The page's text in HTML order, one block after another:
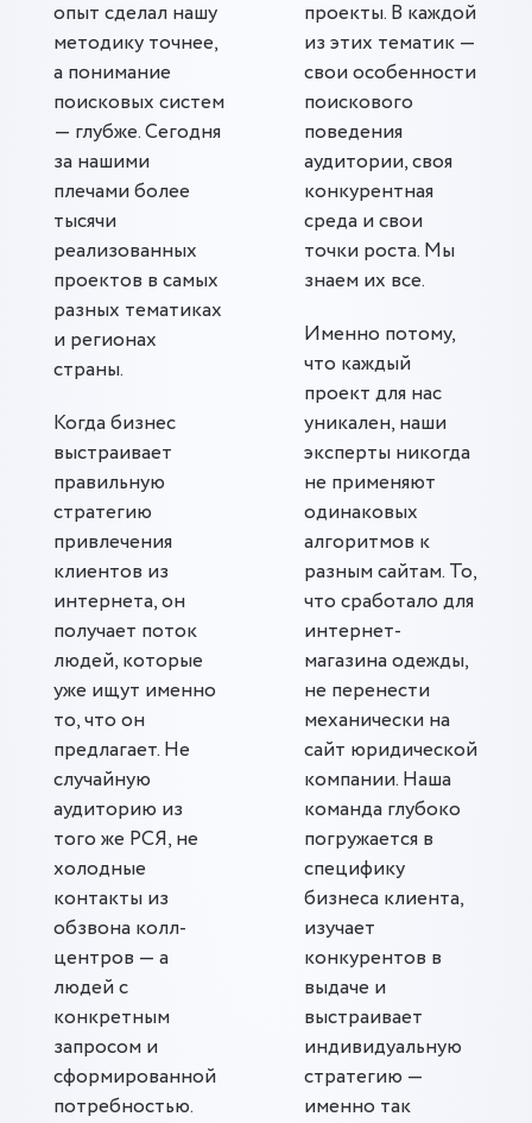
опыт сделал нашу
методику точнее,
а понимание
поисковых систем
— глубже. Сегодня
за нашими
плечами более
тысячи
реализованных
проектов в самых
разных тематиках
и регионах
страны.
Когда бизнес
выстраивает
правильную
стратегию
привлечения
клиентов из
интернета, он
получает поток
людей, которые
уже ищут именно
то, что он
предлагает. Не
случайную
аудиторию из
того же РСЯ, не
холодные
контакты из
обзвона колл-
центров — а
людей с
конкретным
запросом и
сформированной
потребностью.
проекты. В каждой
из этих тематик —
свои особенности
поискового
поведения
аудитории, своя
конкурентная
среда и свои
точки роста. Мы
знаем их все.
Именно потому,
что каждый
проект для нас
уникален, наши
эксперты никогда
не применяют
одинаковых
алгоритмов к
разным сайтам. То,
что сработало для
интернет-
магазина одежды,
не перенести
механически на
сайт юридической
компании. Наша
команда глубоко
погружается в
специфику
бизнеса клиента,
изучает
конкурентов в
выдаче и
выстраивает
индивидуальную
стратегию —
именно так